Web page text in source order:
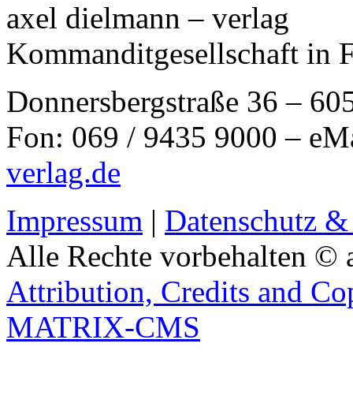
axel dielmann – verlag
Kommanditgesellschaft in
Donnersbergstraße 36 –
Fon: 069 / 9435 9000 –
verlag.de
Impressum | Datenschutz
Alle Rechte vorbehalten ©
Attribution, Credits and
MATRIX-CMS